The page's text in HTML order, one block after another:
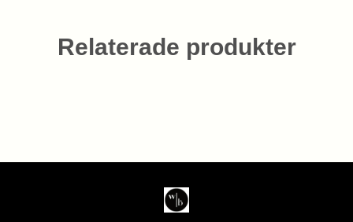
Relaterade produkter